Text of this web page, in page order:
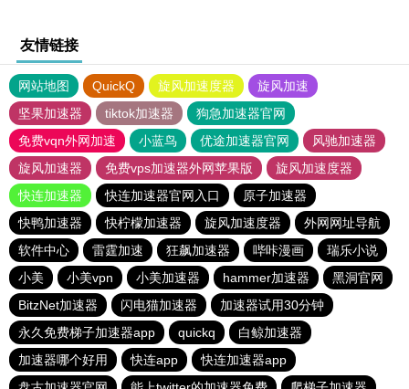
友情链接
网站地图 QuickQ 旋风加速度器
旋风加速
坚果加速器
tiktok加速器
狗急加速器官网
免费vqn外网加速
小蓝鸟 优途加速器官网
风驰加速器
旋风加速器
免费vps加速器外网苹果版
旋风加速度器
快连加速器
快连加速器官网入口
原子加速器
快鸭加速器
快柠檬加速器 旋风加速度器
外网网址导航
软件中心
雷霆加速 狂飙加速器 哔咔漫画
瑞乐小说
小美
小美vpn 小美加速器 hammer加速器
黑洞官网
BitzNet加速器
闪电猫加速器
加速器试用30分钟
永久免费梯子加速器app
quickq
白鲸加速器
加速器哪个好用
快连app
快连加速器app